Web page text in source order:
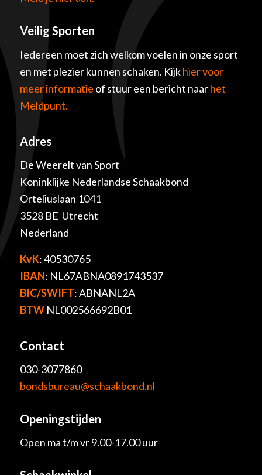
Veilig Sporten
Iedereen moet zich welkom voelen in onze sport
en met plezier kunnen schaken. Kijkhier voor
meer informatie of stuur een bericht naarhet
Meldpunt.
Adres
De Weerelt van Sport
Koninklijke Nederlandse Schaakbond
Orteliuslaan 1041
3528 BE Utrecht
Nederland
KvK: 40530765
IBAN: NL67ABNA0891743537
BIC/SWIFT: ABNANL2A
BTWNL002566692B01
Contact
030-3077860
bondsbureau@schaakbond.nl
Openingstijden
Open ma t/m vr 9.00-17.00 uur